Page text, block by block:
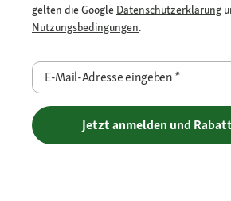
gelten die Google Datenschutzerklärung
Nutzungsbedingungen.
E-Mail-Adresse eingeben*
Jetzt anmelden und